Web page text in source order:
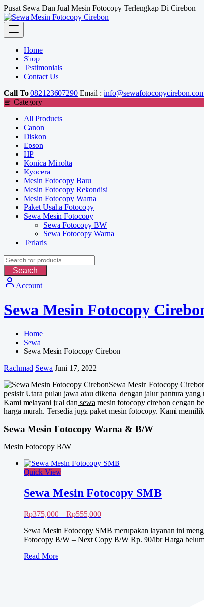
Skip
to
content
Pusat Sewa Dan Jual Mesin Fotocopy Terlengkap Di Cirebon
Home
Shop
Testimonials
Contact Us
Call To 082123607290 Email :
Category
All Products
Canon
Diskon
Epson
HP
Konica Minolta
Kyocera
Mesin Fotocopy Baru
Mesin Fotocopy Rekondisi
Mesin Fotocopy Warna
Paket Usaha Fotocopy
Sewa Mesin Fotocopy
Sewa Fotocopy BW
Sewa Fotocopy Warna
Terlaris
Search
Account
Sewa Mesin Fotocopy
Home
Sewa
Sewa Mesin Fotocopy Cirebon
Rachmad Sewa Juni 17, 2022
Sewa Mesin Fotocopy
pesisir Utara pulau jawa atau dikenal dengan jalur pantura
Kami melayani jual dan sewa mesin fotocopy cirebon dengan
harga murah. Tersedia juga paket mesin fotocopy. Kami
Sewa Mesin Fotocopy Warna & B/W
Mesin Fotocopy B/W
Quick View
Sewa Mesin Fotocopy SMB
Rp375,000 – Rp555,000Rentang
Rp375,000
hingga
Sewa Mesin Fotocopy SMB merupakan layanan ini
Fotocopy B/W – Next Copy B/W Rp. 90/lbr Harga
Sewa
Read More